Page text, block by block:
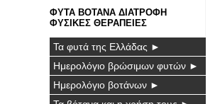
ΦΥΤΑ ΒΟΤΑΝΑ ΔΙΑΤΡΟΦΗ
ΦΥΣΙΚΕΣ ΘΕΡΑΠΕΙΕΣ
Τα φυτά της Ελλάδας ►
Ημερολόγιο βρώσιμων φυτών ►
Ημερολόγιο βοτάνων ►